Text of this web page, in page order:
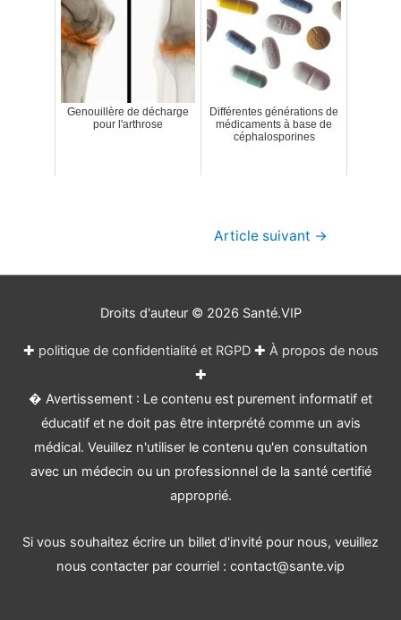
Genouillère de décharge
pour l'arthrose
Différentes générations de
médicaments à base de
céphalosporines
Article suivant →
Droits d'auteur © 2026 Santé.VIP
✚ politique de confidentialité et RGPD✚ À propos de nous
✚
� Avertissement : Le contenu est purement informatif et
éducatif et ne doit pas être interprété comme un avis
médical. Veuillez n'utiliser le contenu qu'en consultation
avec un médecin ou un professionnel de la santé certifié
approprié.
Si vous souhaitez écrire un billet d'invité pour nous, veuillez
nous contacter par courriel : contact@sante.vip